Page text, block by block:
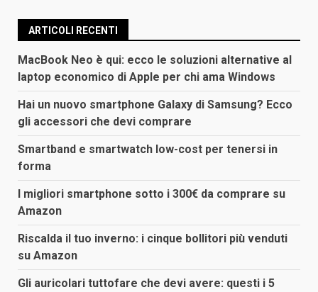
ARTICOLI RECENTI
MacBook Neo è qui: ecco le soluzioni alternative al
laptop economico di Apple per chi ama Windows
Hai un nuovo smartphone Galaxy di Samsung? Ecco
gli accessori che devi comprare
Smartband e smartwatch low-cost per tenersi in
forma
I migliori smartphone sotto i 300€ da comprare su
Amazon
Riscalda il tuo inverno: i cinque bollitori più venduti
su Amazon
Gli auricolari tuttofare che devi avere: questi i 5